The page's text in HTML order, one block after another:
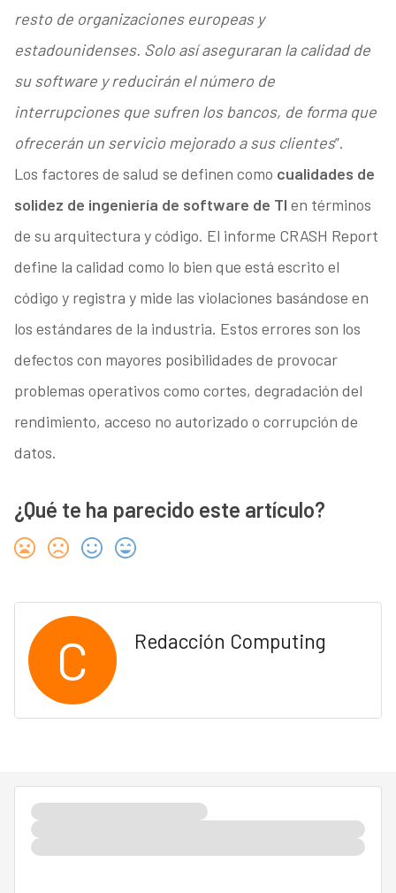
resto de organizaciones europeas y
estadounidenses. Solo así aseguraran la calidad de
su software y reducirán el número de
interrupciones que sufren los bancos, de forma que
ofrecerán un servicio mejorado a sus clientes”.
Los factores de salud se definen como cualidades de
solidez de ingeniería de software de TI en términos
de su arquitectura y código. El informe CRASH Report
define la calidad como lo bien que está escrito el
código y registra y mide las violaciones basándose en
los estándares de la industria. Estos errores son los
defectos con mayores posibilidades de provocar
problemas operativos como cortes, degradación del
rendimiento, acceso no autorizado o corrupción de
datos.
¿Qué te ha parecido este artículo?
C Redacción Computing